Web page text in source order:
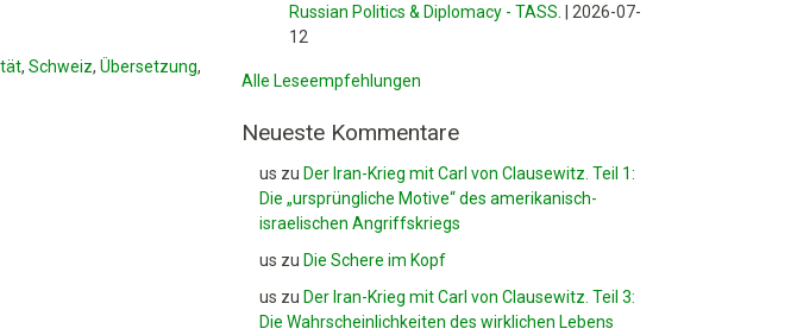
, Schweiz, Übersetzung,
Russian Politics & Diplomacy - TASS
2026-07-
12
Alle Leseempfehlungen
Neueste Kommentare
us zu Der Iran-Krieg mit Carl von Clausewitz. Teil 1:
Die „ursprüngliche Motive“ des amerikanisch-
israelischen Angriffskriegs
us zu Die Schere im Kopf
us zu Der Iran-Krieg mit Carl von Clausewitz. Teil 3:
Die Wahrscheinlichkeiten des wirklichen Lebens